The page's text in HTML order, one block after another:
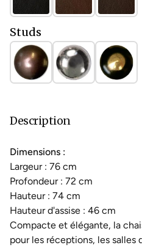
Studs
Description
Dimensions :
Largeur : 76 cm
Profondeur : 72 cm
Hauteur : 74 cm
Hauteur d'assise : 46 cm
Compacte et élégante, la
pour les réceptions, les salles